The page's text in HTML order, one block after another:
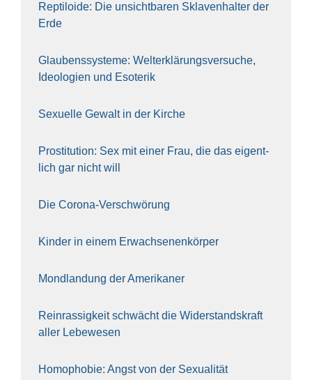
Rep­ti­lo­ide: Die unsicht­ba­ren Skla­ven­hal­ter der
Erde
Glau­bens­sys­te­me: Welt­erklä­rungs­ver­su­che,
Ideo­lo­gien und Eso­te­rik
Sexu­el­le Gewalt in der Kir­che
Pro­sti­tu­ti­on: Sex mit einer Frau, die das eigent­
lich gar nicht will
Die Coro­na-Ver­schwö­rung
Kin­der in einem Erwach­se­nen­kör­per
Mond­lan­dung der Ame­ri­ka­ner
Rein­ras­sig­keit schwächt die Wider­stands­kraft
aller Lebe­we­sen
Homo­pho­bie: Angst von der Sexua­li­tät